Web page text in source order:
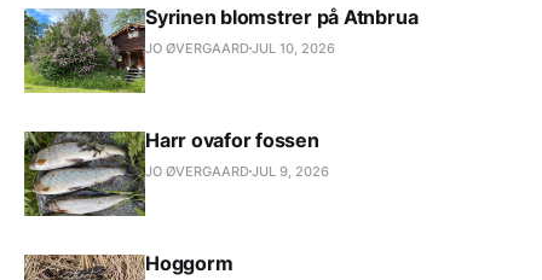
Syrinen blomstrer på Atnbrua
JO ØVERGAARDJUL 10, 2026
Harr ovafor fossen
JO ØVERGAARDJUL 9, 2026
Hoggorm